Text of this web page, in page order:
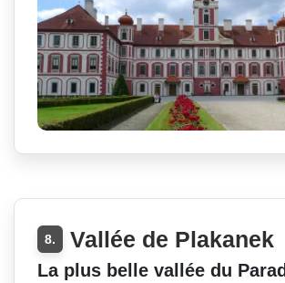
8. Vallée de Plakanek
La plus belle vallée du